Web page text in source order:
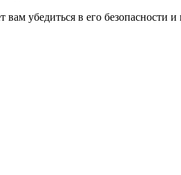
убедиться в его безопасности